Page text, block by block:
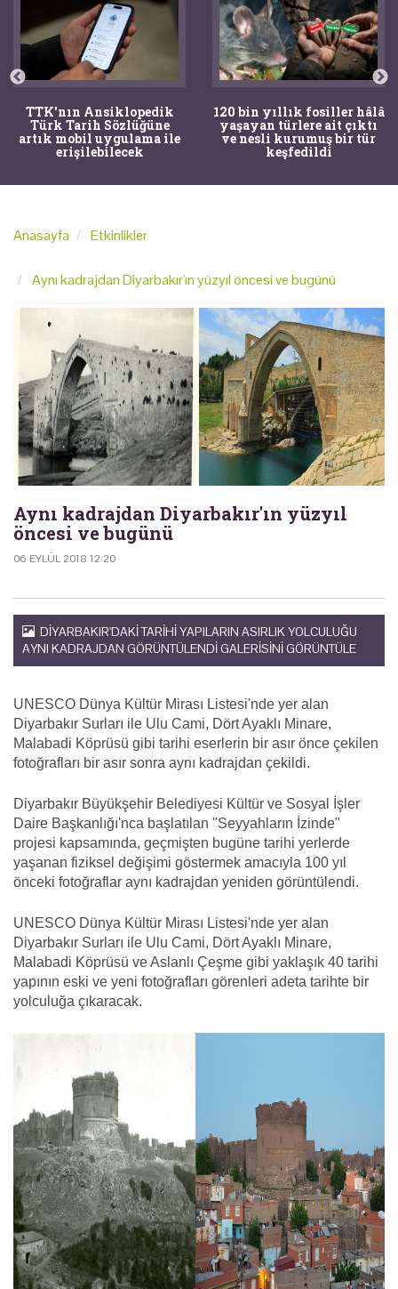
TTK'nın Ansiklopedik
Türk Tarih Sözlüğüne
artık mobil uygulama ile
erişilebilecek
120 bin yıllık fosiller hâlâ
yaşayan türlere ait çıktı
ve nesli kurumuş bir tür
keşfedildi
Anasayfa Etkinlikler
Aynı kadrajdan Diyarbakır'ın yüzyıl öncesi ve bugünü
Aynı kadrajdan Diyarbakır'ın yüzyıl
öncesi ve bugünü
06 EYLÜL 2018 12:20
DIYARBAKIR'DAKI TARIHI YAPILARIN ASIRLIK YOLCULUĞU
AYNI KADRAJDAN GÖRÜNTÜLENDI GALERISINI GÖRÜNTÜLE
UNESCO Dünya Kültür Mirası Listesi'nde yer alan
Diyarbakır Surları ile Ulu Cami, Dört Ayaklı Minare,
Malabadi Köprüsü gibi tarihi eserlerin bir asır önce çekilen
fotoğrafları bir asır sonra aynı kadrajdan çekildi.
Diyarbakır Büyükşehir Belediyesi Kültür ve Sosyal İşler
Daire Başkanlığı'nca başlatılan "Seyyahların İzinde"
projesi kapsamında, geçmişten bugüne tarihi yerlerde
yaşanan fiziksel değişimi göstermek amacıyla 100 yıl
önceki fotoğraflar aynı kadrajdan yeniden görüntülendi.
UNESCO Dünya Kültür Mirası Listesi'nde yer alan
Diyarbakır Surları ile Ulu Cami, Dört Ayaklı Minare,
Malabadi Köprüsü ve Aslanlı Çeşme gibi yaklaşık 40 tarihi
yapının eski ve yeni fotoğrafları görenleri adeta tarihte bir
yolculuğa çıkaracak.